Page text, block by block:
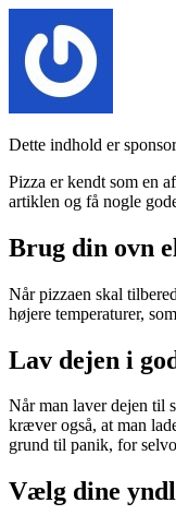
Dette indhold er
Pizza er kendt som en
artiklen og få nogle
Brug din ovn
Når pizzaen skal
højere temperaturer,
Lav dejen i
Når man laver dejen til
kræver også, at man
grund til panik, for
Vælg dine